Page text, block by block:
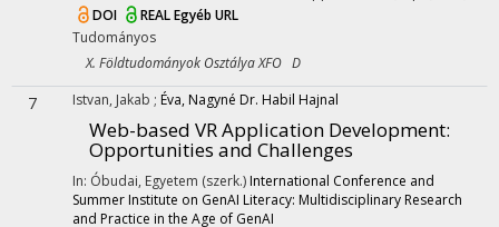
DOI
REALEgyéb URL
Tudományos
X. Földtudományok Osztálya XFO D
7 Istvan, Jakab ; Éva, Nagyné Dr. Habil Hajnal
Web-based VR Application Development:
Opportunities and Challenges
In: Óbudai, Egyetem (szerk.) International Conference and
Summer Institute on GenAI Literacy: Multidisciplinary Research
and Practice in the Age of GenAI